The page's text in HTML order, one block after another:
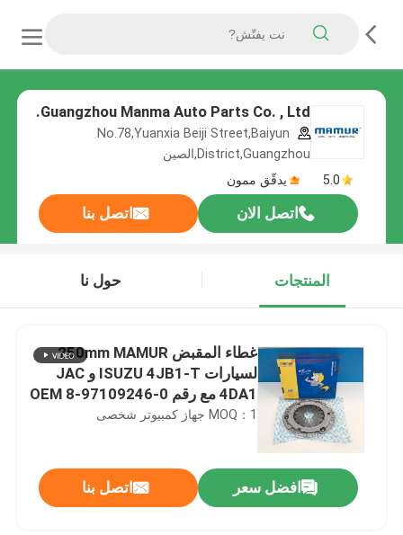
Guangzhou Manma Auto Parts Co. , Ltd.
No.78,Yuanxia Beiji Street,Baiyun
District,Guangzhou,الصين
5.0
يدقّق ممون
اتصل الان اتصل بنا
المنتجات حول نا
غطاء المقبض 250mm MAMUR
لسيارات ISUZU 4JB1-T و JAC
4DA1 مع رقم OEM 8-97109246-0
MOQ：1 جهاز كمبيوتر شخصى
افضل سعر اتصل بنا